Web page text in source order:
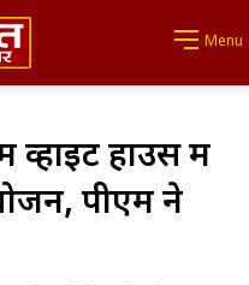
Menu
व्हाइट हाउस में
पीएम ने